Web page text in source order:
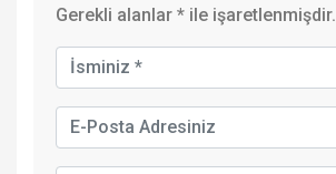
Gerekli alanlar * ile işaretlenmişdir.